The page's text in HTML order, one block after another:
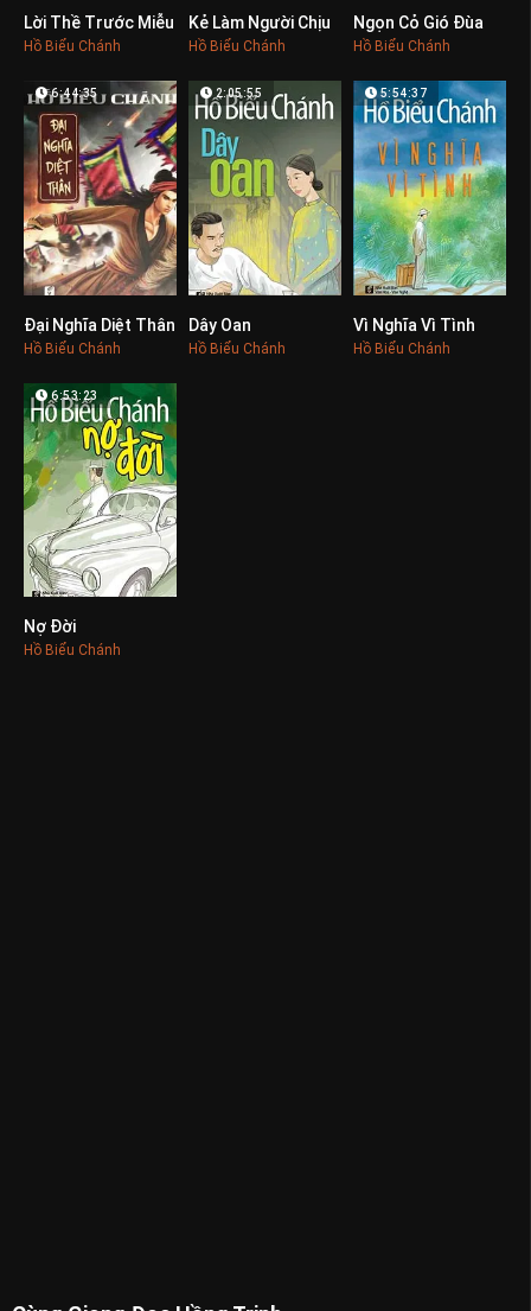
0
Lời Thề Trước Miễu
Hồ Biểu Chánh
0
Kẻ Làm Người Chịu
Hồ Biểu Chánh
Ngọn Cỏ Gió Đùa
Hồ Biểu Chánh
0
6:44:35
Đại Nghĩa Diệt Thân
Hồ Biểu Chánh
2:05:55
Dây Oan
Hồ Biểu Chánh
5:54:37
Vì Nghĩa Vì Tình
Hồ Biểu Chánh
6:53:23
Nợ Đời
Hồ Biểu Chánh